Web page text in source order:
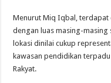
Menurut Miq Iqbal, terdapat
dengan luas masing-masing
lokasi dinilai cukup
kawasan pendidikan
Rakyat.